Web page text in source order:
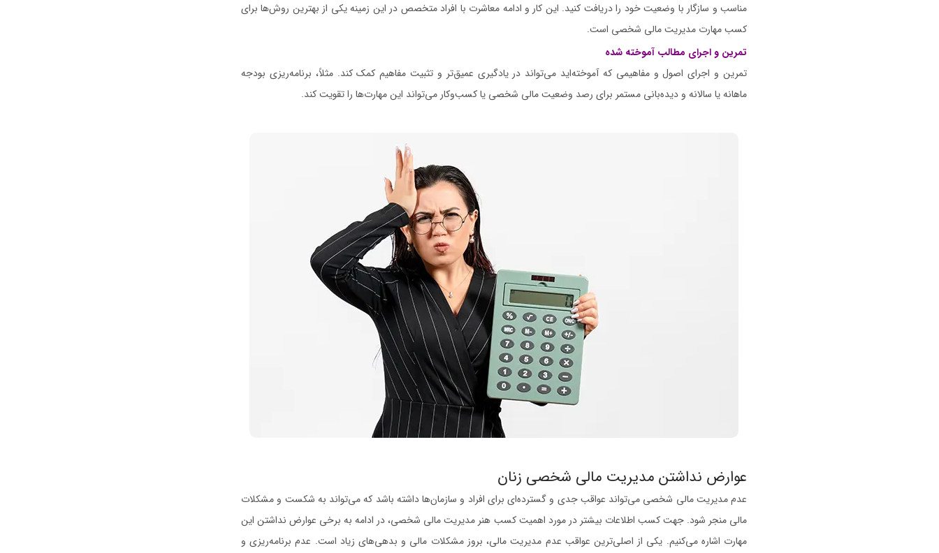
مناسب و سازگار با وضعیت خود را دریافت کنید. این کار و ادامه معاشرت با افراد متخصص در این زمینه یکی از بهترین روش‌ها برای
کسب مهارت مدیریت مالی شخصی است.
تمرین و اجرای مطالب آموخته شده
تمرین و اجرای اصول و مفاهیمی که آموخته‌اید می‌تواند در یادگیری عمیق‌تر و تثبیت مفاهیم کمک کند. مثلاً، برنامه‌ریزی بودجه
ماهانه یا سالانه و دیده‌بانی مستمر برای رصد وضعیت مالی شخصی یا کسب‌وکار می‌تواند این مهارت‌ها را تقویت کند.
عوارض نداشتن مدیریت مالی شخصی زنان
عدم مدیریت مالی شخصی می‌تواند عواقب جدی و گسترده‌ای برای افراد و سازمان‌ها داشته باشد که می‌تواند به شکست و مشکلات
مالی منجر شود. جهت کسب اطلاعات بیشتر در مورد اهمیت کسب هنر مدیریت مالی شخصی، در ادامه به برخی عوارض نداشتن این
مهارت اشاره می‌کنیم. یکی از اصلی‌ترین عواقب عدم مدیریت مالی، بروز مشکلات مالی و بدهی‌های زیاد است. عدم برنامه‌ریزی و